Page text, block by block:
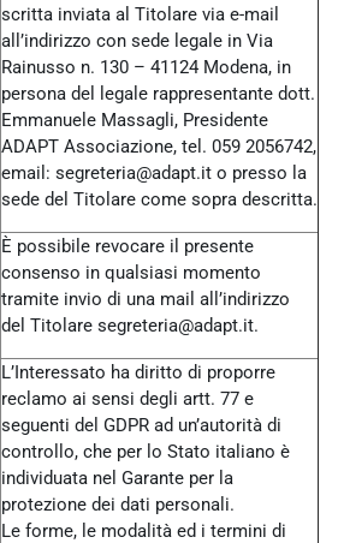
scritta inviata al Titolare via e-mail
all’indirizzo con sede legale in Via
Rainusso n. 130 – 41124 Modena, in
persona del legale rappresentante dott.
Emmanuele Massagli, Presidente
ADAPT Associazione, tel. 059 2056742,
email: segreteria@adapt.it o presso la
sede del Titolare come sopra descritta.
È possibile revocare il presente
consenso in qualsiasi momento
tramite invio di una mail all’indirizzo
del Titolare segreteria@adapt.it.
L’Interessato ha diritto di proporre
reclamo ai sensi degli artt. 77 e
seguenti del GDPR ad un’autorità di
controllo, che per lo Stato italiano è
individuata nel Garante per la
protezione dei dati personali.
Le forme, le modalità ed i termini di